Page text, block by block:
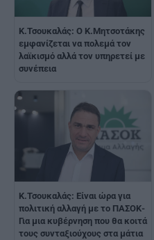
Κ.Τσουκαλάς: Ο Κ.Μητσοτάκης
εμφανίζεται να πολεμά τον
λαϊκισμό αλλά τον υπηρετεί με
συνέπεια
Κ.Τσουκαλάς: Είναι ώρα για
πολιτική αλλαγή με το ΠΑΣΟΚ-
Για μια κυβέρνηση που θα κοιτά
τους συνταξιούχους στα μάτια